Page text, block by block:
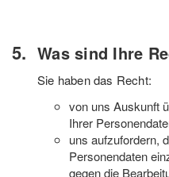
Was sind Ihre
Sie haben das Recht:
von uns Auskunft
Ihrer
uns aufzufordern,
Personendaten
gegen die